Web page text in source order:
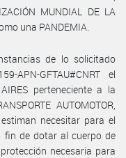
MUNDIAL DE LA
una PANDEMIA.
de lo solicitado
APN-GFTAU#CNRT el
AIRES perteneciente a la
AUTOMOTOR,
necesitar para el
fin de dotar al cuerpo de
necesaria para